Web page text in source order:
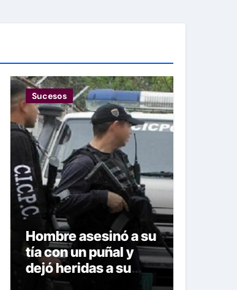
Sucesos
Hombre asesinó a su
tía con un puñal y
dejó heridas a su
prima y a otro